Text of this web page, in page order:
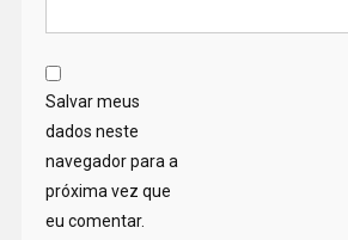
Salvar meus
dados neste
navegador para a
próxima vez que
eu comentar.